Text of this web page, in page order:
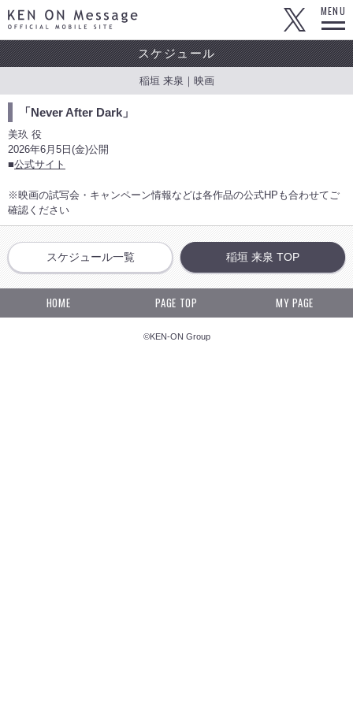
KEN ON Message OFFICIAL MOBILE SITE
MENU
スケジュール
稲垣 来泉｜映画
「Never After Dark」
美玖 役
2026年6月5日(金)公開
■公式サイト
※映画の試写会・キャンペーン情報などは各作品の公式HPも合わせてご
確認ください
スケジュール一覧 稲垣 来泉 TOP
HOME PAGE TOP MY PAGE
©KEN-ON Group